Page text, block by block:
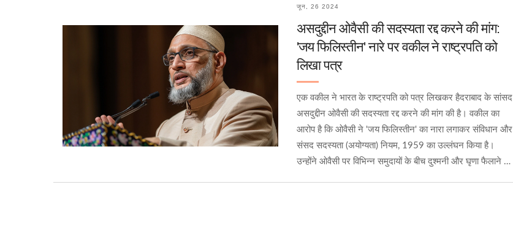
जून, 26 2024
असदुद्दीन ओवैसी की सदस्यता रद्द करने की मांग:
'जय फिलिस्तीन' नारे पर वकील ने राष्ट्रपति को
लिखा पत्र
एक वकील ने भारत के राष्ट्रपति को पत्र लिखकर हैदराबाद के सांसद
असदुद्दीन ओवैसी की सदस्यता रद्द करने की मांग की है। वकील का
आरोप है कि ओवैसी ने 'जय फिलिस्तीन' का नारा लगाकर संविधान और
संसद सदस्यता (अयोग्यता) नियम, 1959 का उल्लंघन किया है।
उन्होंने ओवैसी पर विभिन्न समुदायों के बीच दुश्मनी और घृणा फैलाने का